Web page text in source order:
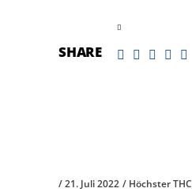
SHARE
21. Juli 2022
Höchster THC